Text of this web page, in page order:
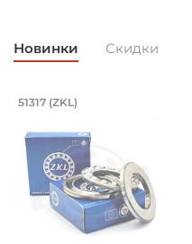
Новинки Скидки
Подшипник
51317 (ZKL)